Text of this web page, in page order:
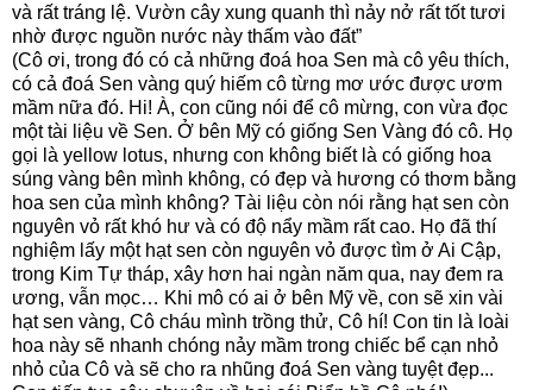
và rất tráng lệ. Vườn cây xung quanh thì nảy nở rất tốt tươi
nhờ được nguồn nước này thấm vào đất”
(Cô ơi, trong đó có cả những đoá hoa Sen mà cô yêu thích,
có cả đoá Sen vàng quý hiếm cô từng mơ ước được ươm
mầm nữa đó. Hi! À, con cũng nói để cô mừng, con vừa đọc
một tài liệu về Sen. Ở bên Mỹ có giống Sen Vàng đó cô. Họ
gọi là yellow lotus, nhưng con không biết là có giống hoa
súng vàng bên mình không, có đẹp và hương có thơm bằng
hoa sen của mình không? Tài liệu còn nói rằng hạt sen còn
nguyên vỏ rất khó hư và có độ nẩy mầm rất cao. Họ đã thí
nghiệm lấy một hạt sen còn nguyên vỏ được tìm ở Ai Cập,
trong Kim Tự tháp, xây hơn hai ngàn năm qua, nay đem ra
ương, vẫn mọc… Khi mô có ai ở bên Mỹ về, con sẽ xin vài
hạt sen vàng, Cô cháu mình trồng thử, Cô hí! Con tin là loài
hoa này sẽ nhanh chóng nảy mầm trong chiếc bể cạn nhỏ
nhỏ của Cô và sẽ cho ra nhũng đoá Sen vàng tuyệt đẹp...